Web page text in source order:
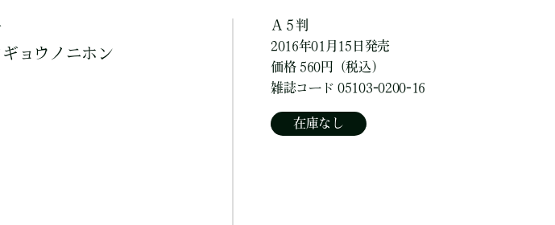
ギョウノニホン
Ａ５判
2016年01月15日発売
価格 560円（税込）
雑誌コード 05103-0200-16
在庫なし